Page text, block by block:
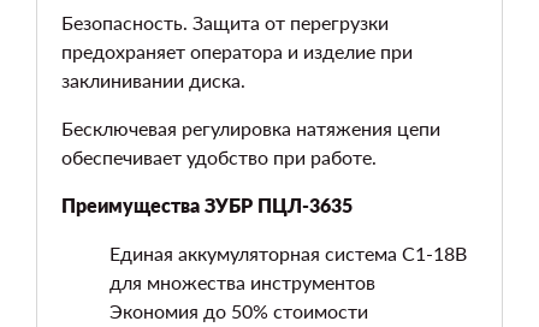
Безопасность. Защита от перегрузки
предохраняет оператора и изделие при
заклинивании диска.
Бесключевая регулировка натяжения цепи
обеспечивает удобство при работе.
Преимущества ЗУБР ПЦЛ-3635
Единая аккумуляторная система С1-18В
для множества инструментов
Экономия до 50% стоимости